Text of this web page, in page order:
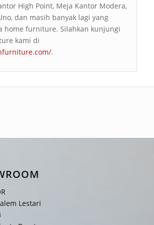
High Point, Meja Kantor Modera,
dan masih banyak lagi yang
home furniture. Silahkan kunjungi
kami di
.
Lestari